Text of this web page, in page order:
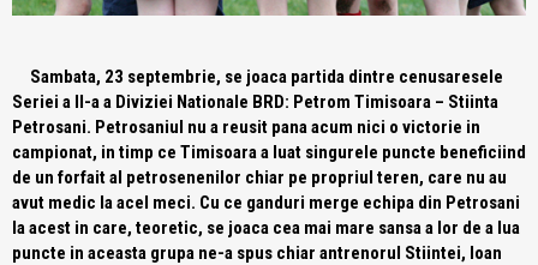
Sambata, 23 septembrie, se joaca partida dintre cenusaresele
Seriei a II-a a Diviziei Nationale BRD: Petrom Timisoara – Stiinta
Petrosani. Petrosaniul nu a reusit pana acum nici o victorie in
campionat, in timp ce Timisoara a luat singurele puncte beneficiind
de un forfait al petrosenenilor chiar pe propriul teren, care nu au
avut medic la acel meci. Cu ce ganduri merge echipa din Petrosani
la acest in care, teoretic, se joaca cea mai mare sansa a lor de a lua
puncte in aceasta grupa ne-a spus chiar antrenorul Stiintei, Ioan